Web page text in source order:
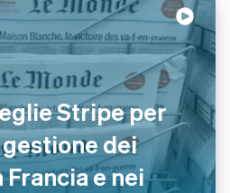
Stripe per
dei
e nei